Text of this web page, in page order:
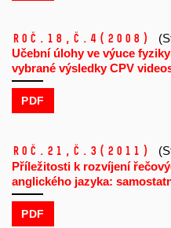
Roč.18, č.4 (2008)
Učební úlohy ve výuce
vybrané výsledky CPV
PDF
Roč.21, č.3 (2011)
Příležitosti k rozvíjení
anglického jazyka:
PDF